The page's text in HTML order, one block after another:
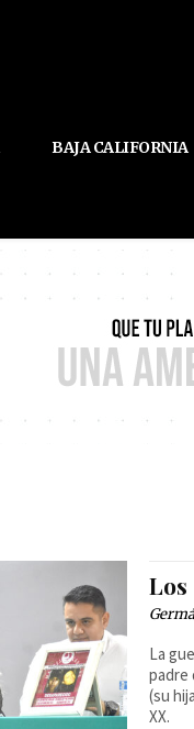
BAJA CALIFORNIA
La
padre
(su
XX.